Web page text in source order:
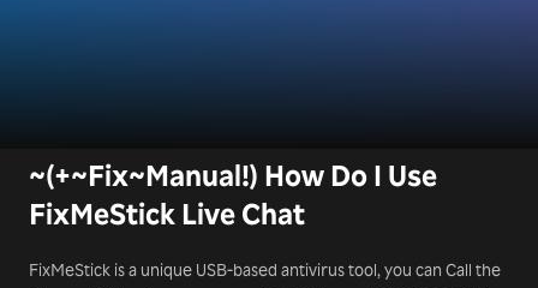
~(+~Fix~Manual!) How Do I Use
FixMeStick Live Chat
FixMeStick is a unique USB-based antivirus tool, you can Call the